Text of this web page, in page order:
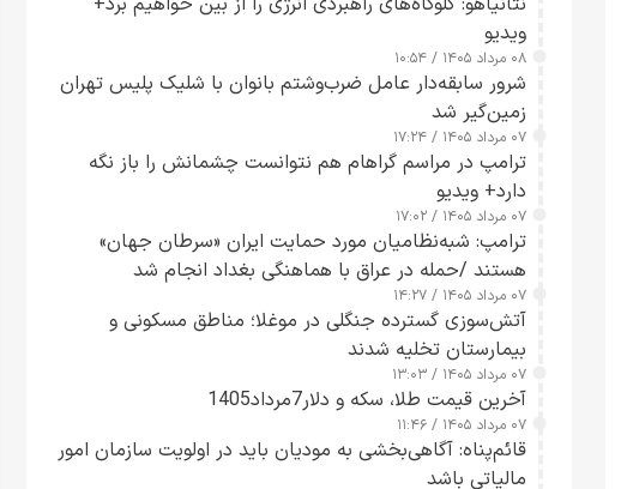
ویدیو
۰۸ مرداد ۱۴۰۵ / ۱۰:۵۴
شرور سابقه‌دار عامل ضرب‌وشتم بانوان با شلیک پلیس تهران
زمین‌گیر شد
۰۷ مرداد ۱۴۰۵ / ۱۷:۲۴
ترامپ در مراسم گراهام هم نتوانست چشمانش را باز نگه
دارد+ ویدیو
۰۷ مرداد ۱۴۰۵ / ۱۷:۰۲
ترامپ: شبه‌نظامیان مورد حمایت ایران «سرطان جهان»
هستند /حمله در عراق با هماهنگی بغداد انجام شد
۰۷ مرداد ۱۴۰۵ / ۱۴:۲۷
آتش‌سوزی گسترده جنگلی در موغلا؛ مناطق مسکونی و
بیمارستان تخلیه شدند
۰۷ مرداد ۱۴۰۵ / ۱۳:۰۳
آخرین قیمت طلا، سکه و دلار7مرداد1405
۰۷ مرداد ۱۴۰۵ / ۱۱:۴۶
قائم‌پناه: آگاهی‌بخشی به مودیان باید در اولویت سازمان امور
مالیاتی باشد